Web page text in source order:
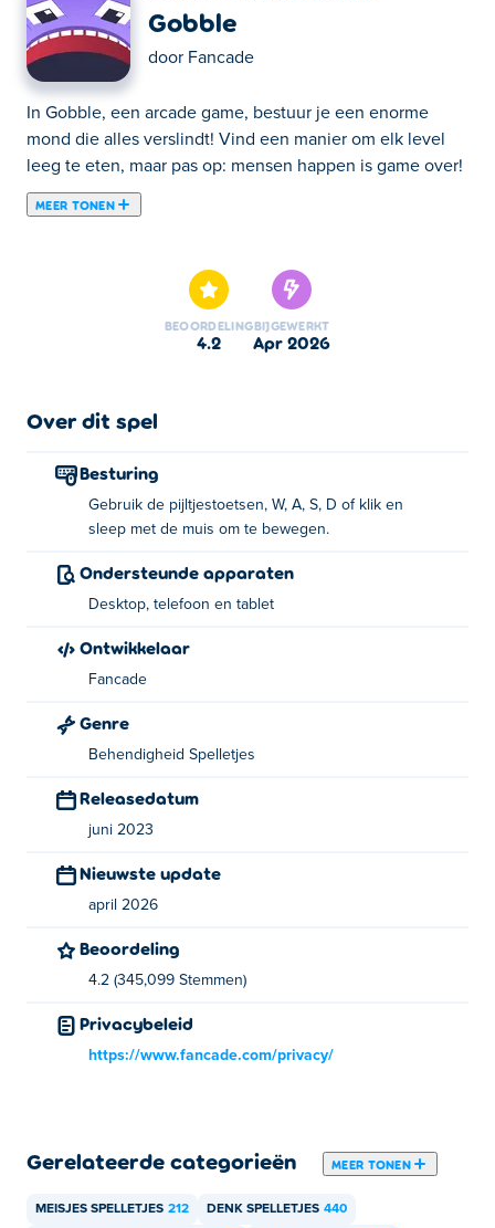
Gobble
door Fancade
In Gobble, een arcade game, bestuur je een enorme
mond die alles verslindt! Vind een manier om elk level
leeg te eten, maar pas op: mensen happen is game over!
MEER TONEN
mensen! Beweeg over de grond en schrok alles op wat je
ziet, van cactussen en rotsen tot bomen en dozen! Elke
puzzel is gerelateerd aan een vorige, maar er zijn altijd
hoe ver je kunt komen en vergeet niet, eet geen
Hoe speel je Gobble?
Bewegen: Gebruik de pijltjestoetsen, WASD of
klik en sleep met de muis om te bewegen!
Wie heeft Gobble bedacht?
Gobble is gemaakt door Fancade. Speel hun andere
games op Poki:
Hoe kan ik Gobble gratis spelen?
Je kunt Gobble gratis spelen op Poki.
desktops?
apparaten zoals telefoons en tablets.
BEOORDELING
4.2
BIJGEWERKT
apr 2026
Over dit spel
Besturing
Gebruik de pijltjestoetsen, W, A, S, D of klik en
sleep met de muis om te bewegen.
Ondersteunde apparaten
Desktop, telefoon en tablet
Ontwikkelaar
Fancade
Genre
Behendigheid Spelletjes
Releasedatum
juni 2023
Nieuwste update
april 2026
Beoordeling
4.2 (345,099 Stemmen)
Privacybeleid
https://www.fancade.com/privacy/
Gerelateerde categorieën MEER TONEN
MEISJES SPELLETJES 212 DENK SPELLETJES 440